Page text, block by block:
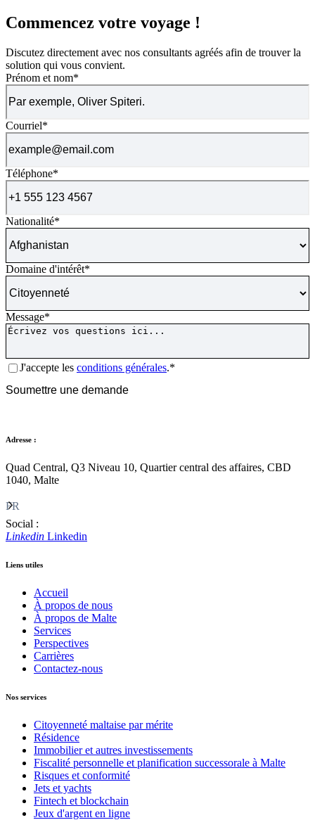
Commencez votre voyage !
Discutez directement avec nos consultants agréés afin de trouver la
solution qui vous convient.
Prénom et nom*
Courriel*
Téléphone*
Nationalité*
Domaine d'intérêt*
Message*
Consentement*
J'accepte les conditions générales.*
Soumettre une demande
Adresse :
Quad Central, Q3 Niveau 10, Quartier central des affaires, CBD
1040, Malte
FR
Social :
Linkedin Linkedin
Liens utiles
Accueil
À propos de nous
À propos de Malte
Services
Perspectives
Carrières
Contactez-nous
Nos services
Citoyenneté maltaise par mérite
Résidence
Immobilier et autres investissements
Fiscalité personnelle et planification successorale à Malte
Risques et conformité
Jets et yachts
Fintech et blockchain
Jeux d'argent en ligne